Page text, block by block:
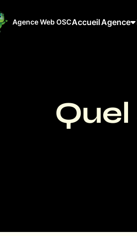
Agence Web OSCAccueilAgence